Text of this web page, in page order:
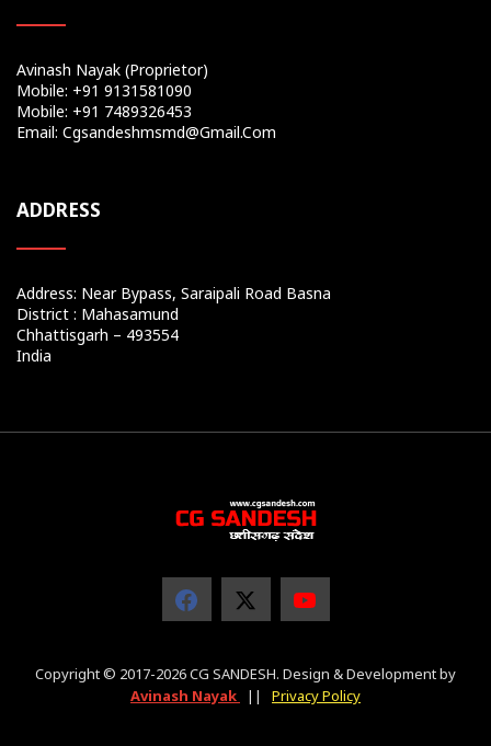
Avinash Nayak (Proprietor)
Mobile: +91 9131581090
Mobile: +91 7489326453
Email: Cgsandeshmsmd@gmail.com
ADDRESS
Address: Near Bypass, Saraipali Road Basna
District : Mahasamund
Chhattisgarh – 493554
India
Copyright © 2017-2026 CG SANDESH. Design & Development by
Avinash Nayak
|| Privacy Policy